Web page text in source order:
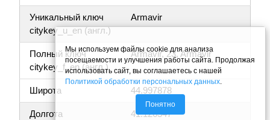
Уникальный ключ
citykey_u_en (англ.)
Armavir
Полный ключ
citykey_f_en (англ.)
Armavir, 23, Armavir
Широта 44.997878
Долгота 41.126347
Мы используем файлы cookie для анализа
посещаемости и улучшения работы сайта. Продолжая
использовать сайт, вы соглашаетесь с нашей
Политикой обработки персональных данных.
Понятно